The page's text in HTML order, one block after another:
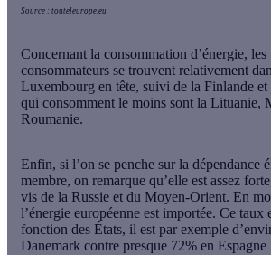
Source : touteleurope.eu
Concernant la consommation d’énergie, les
consommateurs se trouvent relativement
Luxembourg en tête, suivi de la Finlande et
qui consomment le moins sont la Lituanie,
Roumanie.
Enfin, si l’on se penche sur la dépendance
membre, on remarque qu’elle est assez
vis de la Russie et du Moyen-Orient. En
l’énergie européenne est importée. Ce taux
fonction des États, il est par exemple
Danemark contre presque 72% en Espagne